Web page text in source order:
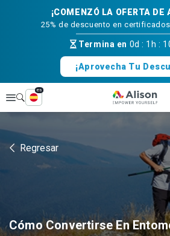
¡COMENZÓ LA OFERTA DE
25% de descuento en
Termina en 0d : 1h :
¡Aprovecha Tu
Explorar
es
Regresar
Cómo Convertirse En